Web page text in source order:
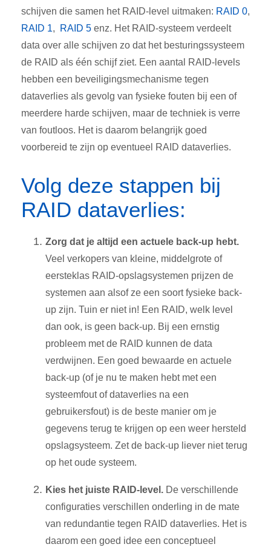
schijven die samen het RAID-level uitmaken: RAID 0,
RAID 1, RAID 5 enz. Het RAID-systeem verdeelt
data over alle schijven zo dat het besturingssysteem
de RAID als één schijf ziet. Een aantal RAID-levels
hebben een beveiligingsmechanisme tegen
dataverlies als gevolg van fysieke fouten bij een of
meerdere harde schijven, maar de techniek is verre
van foutloos. Het is daarom belangrijk goed
voorbereid te zijn op eventueel RAID dataverlies.
Volg deze stappen bij
RAID dataverlies:
Zorg dat je altijd een actuele back-up hebt.
Veel verkopers van kleine, middelgrote of
eersteklas RAID-opslagsystemen prijzen de
systemen aan alsof ze een soort fysieke back-
up zijn. Tuin er niet in! Een RAID, welk level
dan ook, is geen back-up. Bij een ernstig
probleem met de RAID kunnen de data
verdwijnen. Een goed bewaarde en actuele
back-up (of je nu te maken hebt met een
systeemfout of dataverlies na een
gebruikersfout) is de beste manier om je
gegevens terug te krijgen op een weer hersteld
opslagsysteem. Zet de back-up liever niet terug
op het oude systeem.
Kies het juiste RAID-level. De verschillende
configuraties verschillen onderling in de mate
van redundantie tegen RAID dataverlies. Het is
daarom een goed idee een conceptueel